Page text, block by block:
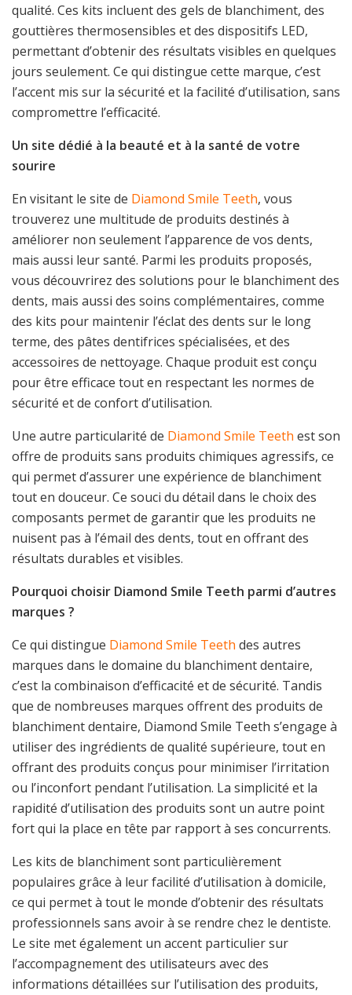
qualité. Ces kits incluent des gels de blanchiment, des
gouttières thermosensibles et des dispositifs LED,
permettant d’obtenir des résultats visibles en quelques
jours seulement. Ce qui distingue cette marque, c’est
l’accent mis sur la sécurité et la facilité d’utilisation, sans
compromettre l’efficacité.
Un site dédié à la beauté et à la santé de votre
sourire
En visitant le site de Diamond Smile Teeth, vous
trouverez une multitude de produits destinés à
améliorer non seulement l’apparence de vos dents,
mais aussi leur santé. Parmi les produits proposés,
vous découvrirez des solutions pour le blanchiment des
dents, mais aussi des soins complémentaires, comme
des kits pour maintenir l’éclat des dents sur le long
terme, des pâtes dentifrices spécialisées, et des
accessoires de nettoyage. Chaque produit est conçu
pour être efficace tout en respectant les normes de
sécurité et de confort d’utilisation.
Une autre particularité de Diamond Smile Teeth est son
offre de produits sans produits chimiques agressifs, ce
qui permet d’assurer une expérience de blanchiment
tout en douceur. Ce souci du détail dans le choix des
composants permet de garantir que les produits ne
nuisent pas à l’émail des dents, tout en offrant des
résultats durables et visibles.
Pourquoi choisir Diamond Smile Teeth parmi d’autres
marques ?
Ce qui distingue Diamond Smile Teeth des autres
marques dans le domaine du blanchiment dentaire,
c’est la combinaison d’efficacité et de sécurité. Tandis
que de nombreuses marques offrent des produits de
blanchiment dentaire, Diamond Smile Teeth s’engage à
utiliser des ingrédients de qualité supérieure, tout en
offrant des produits conçus pour minimiser l’irritation
ou l’inconfort pendant l’utilisation. La simplicité et la
rapidité d’utilisation des produits sont un autre point
fort qui la place en tête par rapport à ses concurrents.
Les kits de blanchiment sont particulièrement
populaires grâce à leur facilité d’utilisation à domicile,
ce qui permet à tout le monde d’obtenir des résultats
professionnels sans avoir à se rendre chez le dentiste.
Le site met également un accent particulier sur
l’accompagnement des utilisateurs avec des
informations détaillées sur l’utilisation des produits,